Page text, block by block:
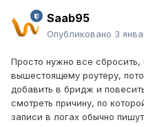
Saab95
Опубликовано 3
Просто нужно все
вышестоящему роутеру,
добавить в бридж и
смотреть причину, по
записи в логах обычно